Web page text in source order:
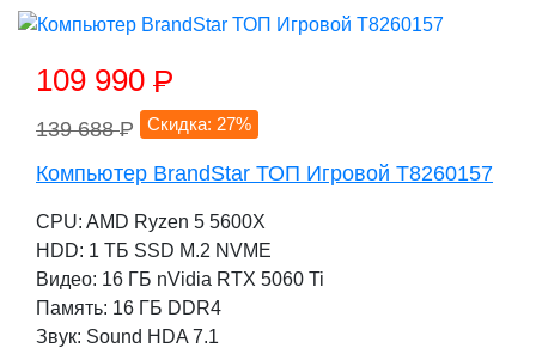
109 990 P
139 688P Скидка: 27%
Компьютер BrandStar ТОП Игровой T8260157
CPU: AMD Ryzen 5 5600X
HDD: 1 TБ SSD M.2 NVME
Видео: 16 ГБ nVidia RTX 5060 Ti
Память: 16 ГБ DDR4
Звук: Sound HDA 7.1